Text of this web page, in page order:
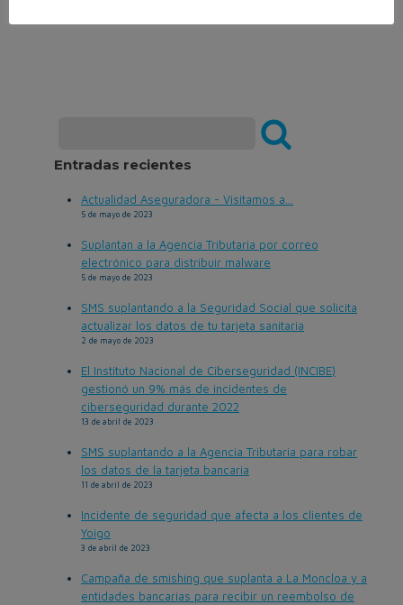
Entradas recientes
Actualidad Aseguradora - Visitamos a...
5 de mayo de 2023
Suplantan a la Agencia Tributaria por correo
electrónico para distribuir malware
5 de mayo de 2023
SMS suplantando a la Seguridad Social que solicita
actualizar los datos de tu tarjeta sanitaria
2 de mayo de 2023
El Instituto Nacional de Ciberseguridad (INCIBE)
gestionó un 9% más de incidentes de
ciberseguridad durante 2022
13 de abril de 2023
SMS suplantando a la Agencia Tributaria para robar
los datos de la tarjeta bancaria
11 de abril de 2023
Incidente de seguridad que afecta a los clientes de
Yoigo
3 de abril de 2023
Campaña de smishing que suplanta a La Moncloa y a
entidades bancarias para recibir un reembolso de